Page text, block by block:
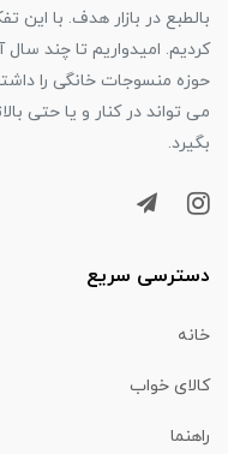
بالطبع در بازار هدف. با این
کردیم. امیدواریم تا چند سال
حوزه منسوجات خانگی را
می تواند در کنار و یا حتی
بگیرد.
دسترسی سریع
خانه
کالای خواب
راهنما